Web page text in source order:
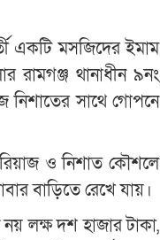
একটি মসজিদের ইমাম
রামগঞ্জ থানাধীন ৯নং
নিশাতের সাথে গোপনে
ও নিশাত কৌশলে
বাড়িতে রেখে যায়।
লক্ষ দশ হাজার টাকা,